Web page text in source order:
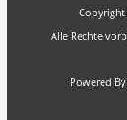
Alle Rechte
Powered